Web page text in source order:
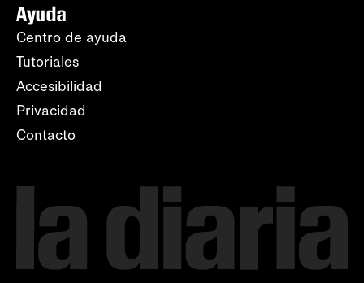
Ayuda
Centro de ayuda
Tutoriales
Accesibilidad
Privacidad
Contacto